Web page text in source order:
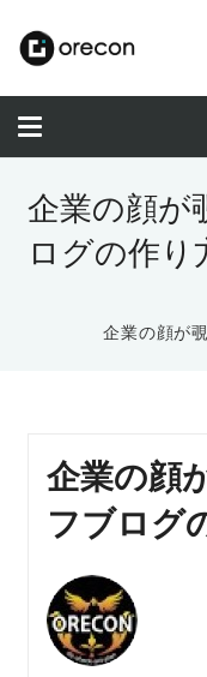
企業の顔が
ログの作り
企業の顔が
企業の顔
フブログ